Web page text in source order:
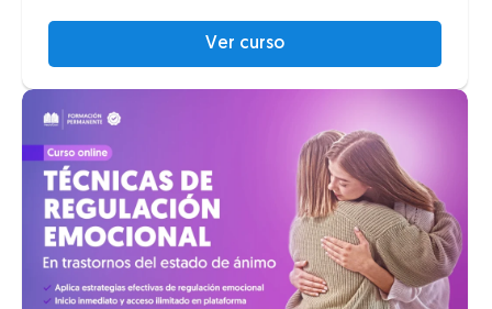
Ver curso